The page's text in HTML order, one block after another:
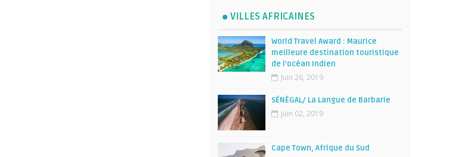
VILLES AFRICAINES
World Travel Award : Maurice
meilleure destination touristique
de l’océan Indien
Juin 26, 2019
SÉNÉGAL/ La Langue de Barbarie
Juin 02, 2019
Cape Town, Afrique du Sud